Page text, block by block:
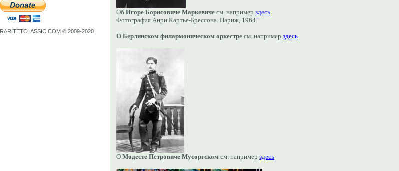
RARITETCLASSIC.COM © 2009-2020
Об Игоре Борисовиче Маркевиче см. например здесь
Фотография Анри Картье-Брессона. Париж, 1964.
О Берлинском филармоническом оркестре см. например здесь
О Модесте Петровиче Мусоргском см. например здесь